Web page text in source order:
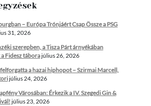
– Európa Trónjáért Csap Össze a PSG
31, 2026
szerepben, a Tisza Párt árnyékában
Fidesz táborajúlius 26, 2026
felforgatta a hazai hiphopot – Szirmai Marcell,
július 24, 2026
Városában: Érkezik a IV. Szegedi Gin &
július 23, 2026